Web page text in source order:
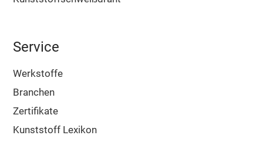
Service
Werkstoffe
Branchen
Zertifikate
Kunststoff Lexikon